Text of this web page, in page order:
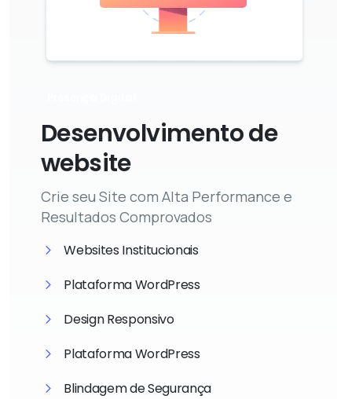
Desenvolvimento de
website
Crie seu Site com Alta Performance e
Resultados Comprovados
Websites Institucionais
Plataforma WordPress
Design Responsivo
Plataforma WordPress
Blindagem de Segurança